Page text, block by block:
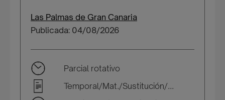
Las Palmas de Gran Canaria
Publicada: 04/08/2026
Parcial rotativo
Temporal/Mat./Sustitución/...